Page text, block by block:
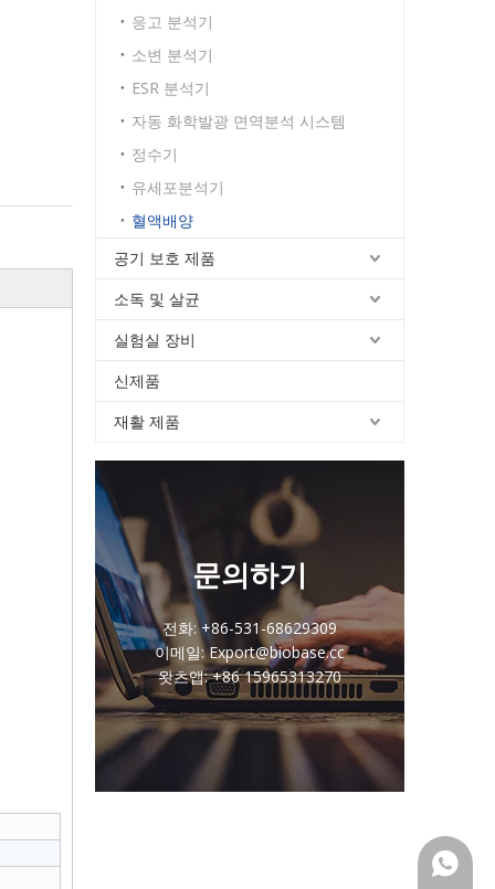
응고 분석기
소변 분석기
ESR 분석기
자동 화학발광 면역분석 시스템
정수기
유세포분석기
혈액배양
공기 보호 제품
소독 및 살균
실험실 장비
신제품
재활 제품
문의하기
전화: +86-531-68629309
이메일: Export@biobase.cc
왓츠앱: +86 15965313270